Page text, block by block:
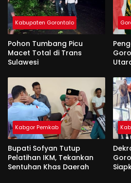
Kabupaten Gorontalo
Pohon Tumbang Picu
Macet Total di Trans
Sulawesi
Kabgor Pemkab
Bupati Sofyan Tutup
Pelatihan IKM, Tekankan
Sentuhan Khas Daerah